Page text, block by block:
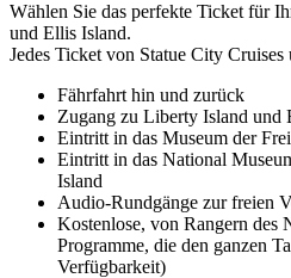
Wählen Sie das perfekte Ticket für
und Ellis Island.
Jedes Ticket von Statue City Cruises
Fährfahrt hin und zurück
Zugang zu Liberty Island und
Eintritt in das Museum der
Eintritt in das National
Island
Audio-Rundgänge zur freien
Kostenlose, von Rangern des
Programme, die den ganzen
Verfügbarkeit)